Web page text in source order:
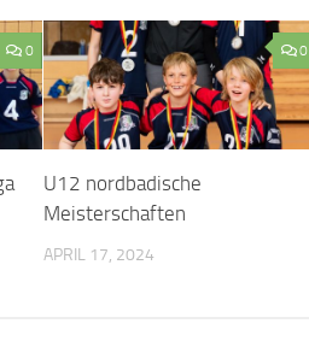
0 0
U12 nordbadische
Meisterschaften
APRIL 17, 2024